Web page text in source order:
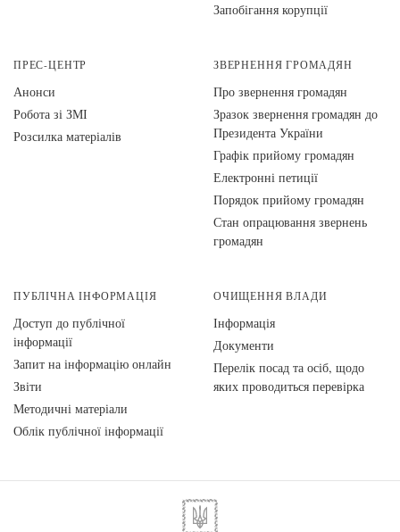
Запобігання корупції
ПРЕС-ЦЕНТР
Анонси
Робота зі ЗМІ
Розсилка матеріалів
ЗВЕРНЕННЯ ГРОМАДЯН
Про звернення громадян
Зразок звернення громадян до
Президента України
Графік прийому громадян
Електронні петиції
Порядок прийому громадян
Стан опрацювання звернень
громадян
ПУБЛІЧНА ІНФОРМАЦІЯ
Доступ до публічної
інформації
Запит на інформацію онлайн
Звіти
Методичні матеріали
Облік публічної інформації
ОЧИЩЕННЯ ВЛАДИ
Інформація
Документи
Перелік посад та осіб, щодо
яких проводиться перевірка